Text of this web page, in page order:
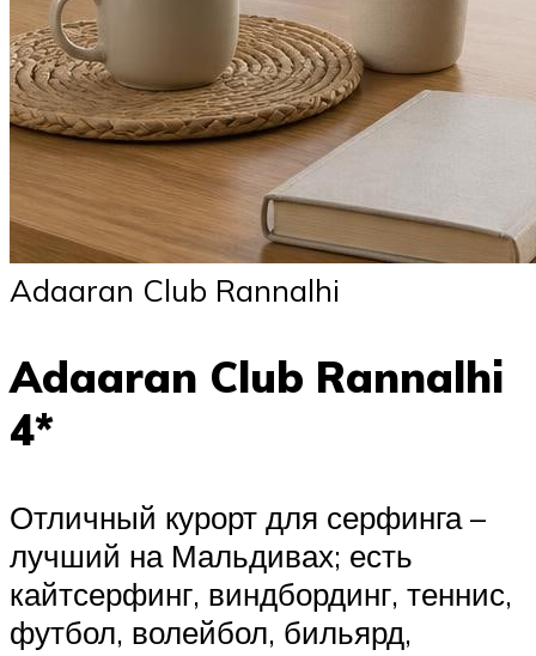
Adaaran Club Rannalhi
Adaaran Club Rannalhi
4*
Отличный курорт для серфинга –
лучший на Мальдивах; есть
кайтсерфинг, виндбординг, теннис,
футбол, волейбол, бильярд,